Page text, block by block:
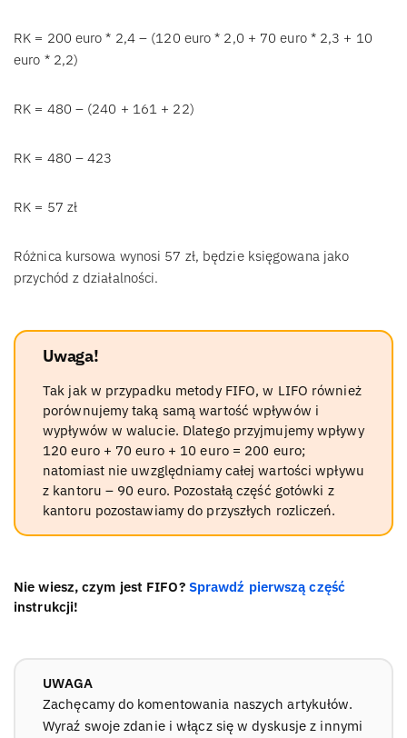
RK = 200 euro * 2,4 – (120 euro * 2,0 + 70 euro * 2,3 + 10
euro * 2,2)
RK = 480 – (240 + 161 + 22)
RK = 480 – 423
RK = 57 zł
Różnica kursowa wynosi 57 zł, będzie księgowana jako
przychód z działalności.
Uwaga!
Tak jak w przypadku metody FIFO, w LIFO również
porównujemy taką samą wartość wpływów i
wypływów w walucie. Dlatego przyjmujemy wpływy
120 euro + 70 euro + 10 euro = 200 euro;
natomiast nie uwzględniamy całej wartości wpływu
z kantoru – 90 euro. Pozostałą część gotówki z
kantoru pozostawiamy do przyszłych rozliczeń.
Nie wiesz, czym jest FIFO? Sprawdź pierwszą część
instrukcji!
UWAGA
Zachęcamy do komentowania naszych artykułów.
Wyraź swoje zdanie i włącz się w dyskusje z innymi